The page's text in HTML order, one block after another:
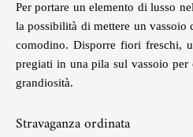
Per portare un elemento di lusso
la possibilità di mettere un vassoio
comodino. Disporre fiori freschi,
pregiati in una pila sul vassoio per
grandiosità.
Stravaganza ordinata